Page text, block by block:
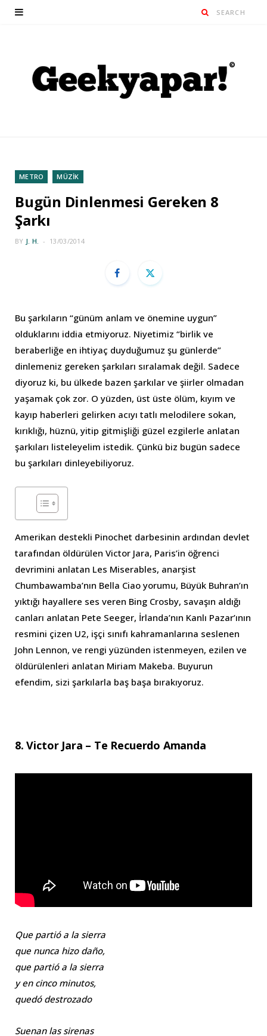
METRO MÜZİK
Bugün Dinlenmesi Gereken 8
Şarkı
BY J. H. 13/03/2014
Bu şarkıların “günüm anlam ve önemine uygun”
olduklarını iddia etmiyoruz. Niyetimiz “birlik ve
beraberliğe en ihtiyaç duyduğumuz şu günlerde”
dinlemeniz gereken şarkıları sıralamak değil. Sadece
diyoruz ki, bu ülkede bazen şarkılar ve şiirler olmadan
yaşamak çok zor. O yüzden, üst üste ölüm, kıyım ve
kayıp haberleri gelirken acıyı tatlı melodilere sokan,
kırıklığı, hüznü, yitip gitmişliği güzel ezgilerle anlatan
şarkıları listeleyelim istedik. Çünkü biz bugün sadece
bu şarkıları dinleyebiliyoruz.
Amerikan destekli Pinochet darbesinin ardından devlet
tarafından öldürülen Victor Jara, Paris’in öğrenci
devrimini anlatan Les Miserables, anarşist
Chumbawamba’nın Bella Ciao yorumu, Büyük Buhran’ın
yıktığı hayallere ses veren Bing Crosby, savaşın aldığı
canları anlatan Pete Seeger, İrlanda’nın Kanlı Pazar’ının
resmini çizen U2, işçi sınıfı kahramanlarına seslenen
John Lennon, ve rengi yüzünden istenmeyen, ezilen ve
öldürülenleri anlatan Miriam Makeba. Buyurun
efendim, sizi şarkılarla baş başa bırakıyoruz.
8. Victor Jara – Te Recuerdo Amanda
Que partió a la sierra
que nunca hizo daño,
que partió a la sierra
y en cinco minutos,
quedó destrozado
Suenan las sirenas